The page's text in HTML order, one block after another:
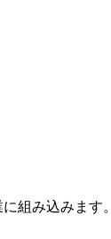
組み込みます。